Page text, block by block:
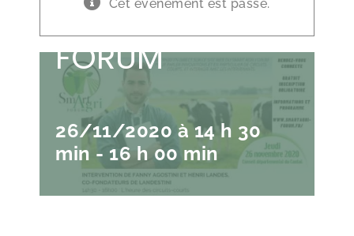
Cet évènement est passé.
SMART AGRI
FORUM
26/11/2020 à 14 h 30
min - 16 h 00 min